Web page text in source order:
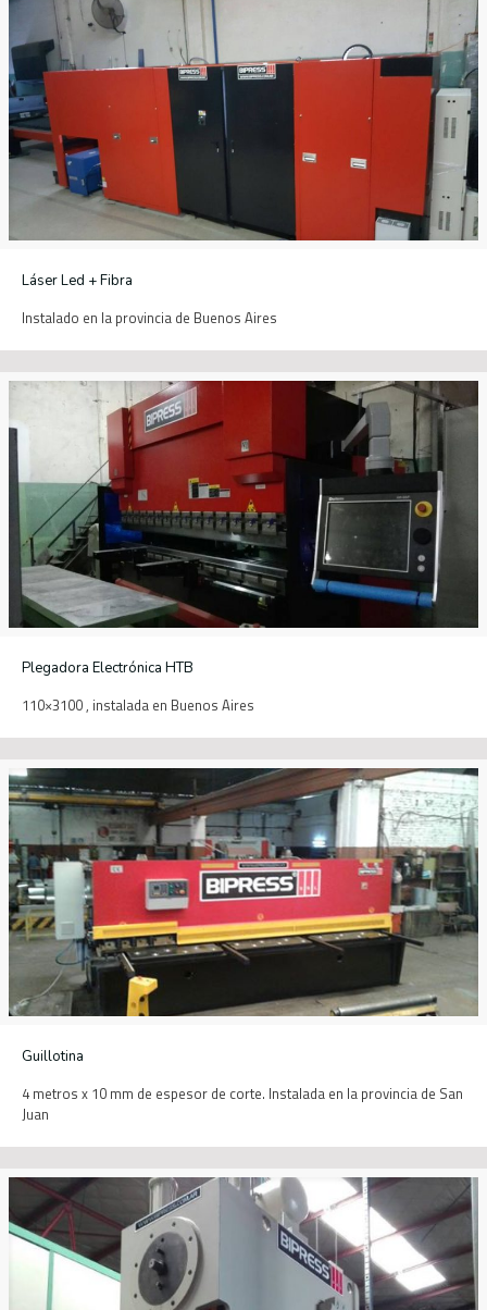
Láser Led + Fibra
Instalado en la provincia de Buenos Aires
Plegadora Electrónica HTB
110×3100 , instalada en Buenos Aires
Guillotina
4 metros x 10 mm de espesor de corte. Instalada en la provincia de San
Juan